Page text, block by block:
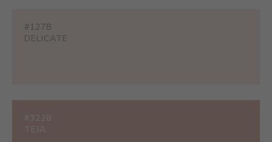
#127B
DELICATE
#3228
TEJA